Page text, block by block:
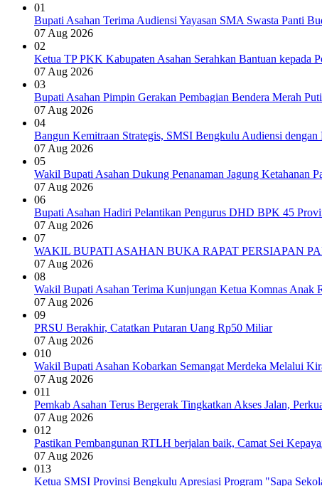
01
Bupati Asahan Terima Audiensi Yayasan SMA Swasta Panti
07 Aug 2026
02
Ketua TP PKK Kabupaten Asahan Serahkan Bantuan kepada
07 Aug 2026
03
Bupati Asahan Pimpin Gerakan Pembagian Bendera Merah
07 Aug 2026
04
Bangun Kemitraan Strategis, SMSI Bengkulu Audiensi
07 Aug 2026
05
Wakil Bupati Asahan Dukung Penanaman Jagung Ketahanan
07 Aug 2026
06
Bupati Asahan Hadiri Pelantikan Pengurus DHD BPK 45
07 Aug 2026
07
WAKIL BUPATI ASAHAN BUKA RAPAT PERSIAPAN
07 Aug 2026
08
Wakil Bupati Asahan Terima Kunjungan Ketua Komnas Anak
07 Aug 2026
09
PRSU Berakhir, Catatkan Putaran Uang Rp50 Miliar
07 Aug 2026
010
Wakil Bupati Asahan Kobarkan Semangat Merdeka Melalui
07 Aug 2026
011
Pemkab Asahan Terus Bergerak Tingkatkan Akses Jalan,
07 Aug 2026
012
Pastikan Pembangunan RTLH berjalan baik, Camat Sei
07 Aug 2026
013
Ketua SMSI Provinsi Bengkulu Apresiasi Program "Sapa